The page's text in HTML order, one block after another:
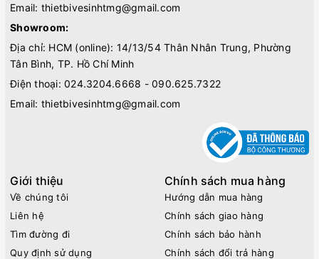
Email: thietbivesinhtmg@gmail.com
Showroom:
Địa chỉ: HCM (online): 14/13/54 Thân Nhân Trung, Phường
Tân Bình, TP. Hồ Chí Minh
Điện thoại: 024.3204.6668 - 090.625.7322
Email: thietbivesinhtmg@gmail.com
Giới thiệu
Về chúng tôi
Liên hệ
Tìm đường đi
Quy định sử dụng
Chính sách mua hàng
Hướng dẫn mua hàng
Chính sách giao hàng
Chính sách bảo hành
Chính sách đổi trả hàng